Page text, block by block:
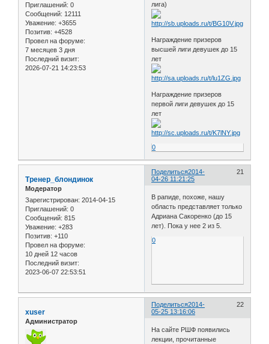
Приглашений: 0
Сообщений: 12111
Уважение: +3655
Позитив: +4528
Провел на форуме:
7 месяцев 3 дня
Последний визит:
2026-07-21 14:23:53
лига)
Награждение призеров
высшей лиги девушек до 15
лет
Награждение призеров
первой лиги девушек до 15
лет
0
Поделиться 21
2014-
04-26 11:21:25
Тренер_блондинок
Модератор
Зарегистрирован: 2014-04-15
Приглашений: 0
Сообщений: 815
Уважение: +283
Позитив: +110
Провел на форуме:
10 дней 12 часов
Последний визит:
2023-06-07 22:53:51
В рапиде, похоже, нашу
область представляет только
Адриана Сакоренко (до 15
лет). Пока у нее 2 из 5.
0
Поделиться 22
2014-
05-25 13:16:06
xuser
Администратор
На сайте РШФ появились
лекции, прочитанные